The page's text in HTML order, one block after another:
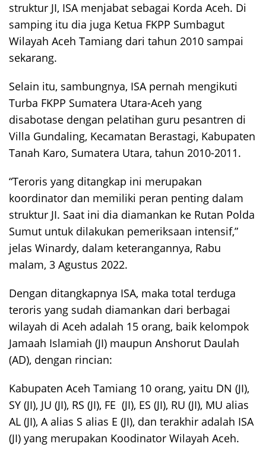
struktur JI, ISA menjabat sebagai Korda Aceh. Di
samping itu dia juga Ketua FKPP Sumbagut
Wilayah Aceh Tamiang dari tahun 2010 sampai
sekarang.
Selain itu, sambungnya, ISA pernah mengikuti
Turba FKPP Sumatera Utara-Aceh yang
disabotase dengan pelatihan guru pesantren di
Villa Gundaling, Kecamatan Berastagi, Kabupaten
Tanah Karo, Sumatera Utara, tahun 2010-2011.
“Teroris yang ditangkap ini merupakan
koordinator dan memiliki peran penting dalam
struktur JI. Saat ini dia diamankan ke Rutan Polda
Sumut untuk dilakukan pemeriksaan intensif,”
jelas Winardy, dalam keterangannya, Rabu
malam, 3 Agustus 2022.
Dengan ditangkapnya ISA, maka total terduga
teroris yang sudah diamankan dari berbagai
wilayah di Aceh adalah 15 orang, baik kelompok
Jamaah Islamiah (JI) maupun Anshorut Daulah
(AD), dengan rincian:
Kabupaten Aceh Tamiang 10 orang, yaitu DN (JI),
SY (JI), JU (JI), RS (JI), FE (JI), ES (JI), RU (JI), MU alias
AL (JI), A alias S alias E (JI), dan terakhir adalah ISA
(JI) yang merupakan Koodinator Wilayah Aceh.